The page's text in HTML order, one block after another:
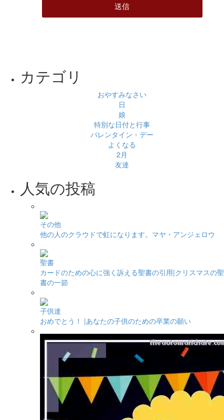
送信
カテゴリ
おやすみなさい
日
娘
特別な日付と行事
バレンタイン・デー
よくなる
2月
友達
人気の投稿
その他
他の人のクラウドで虹になります。マヤ・アンジェロウ
聖書
カードのための心に強く訴える聖書の引用|クリスマスの聖
書の一節
子供達
おめでとう！ |あなたの子供のための卒業の願い